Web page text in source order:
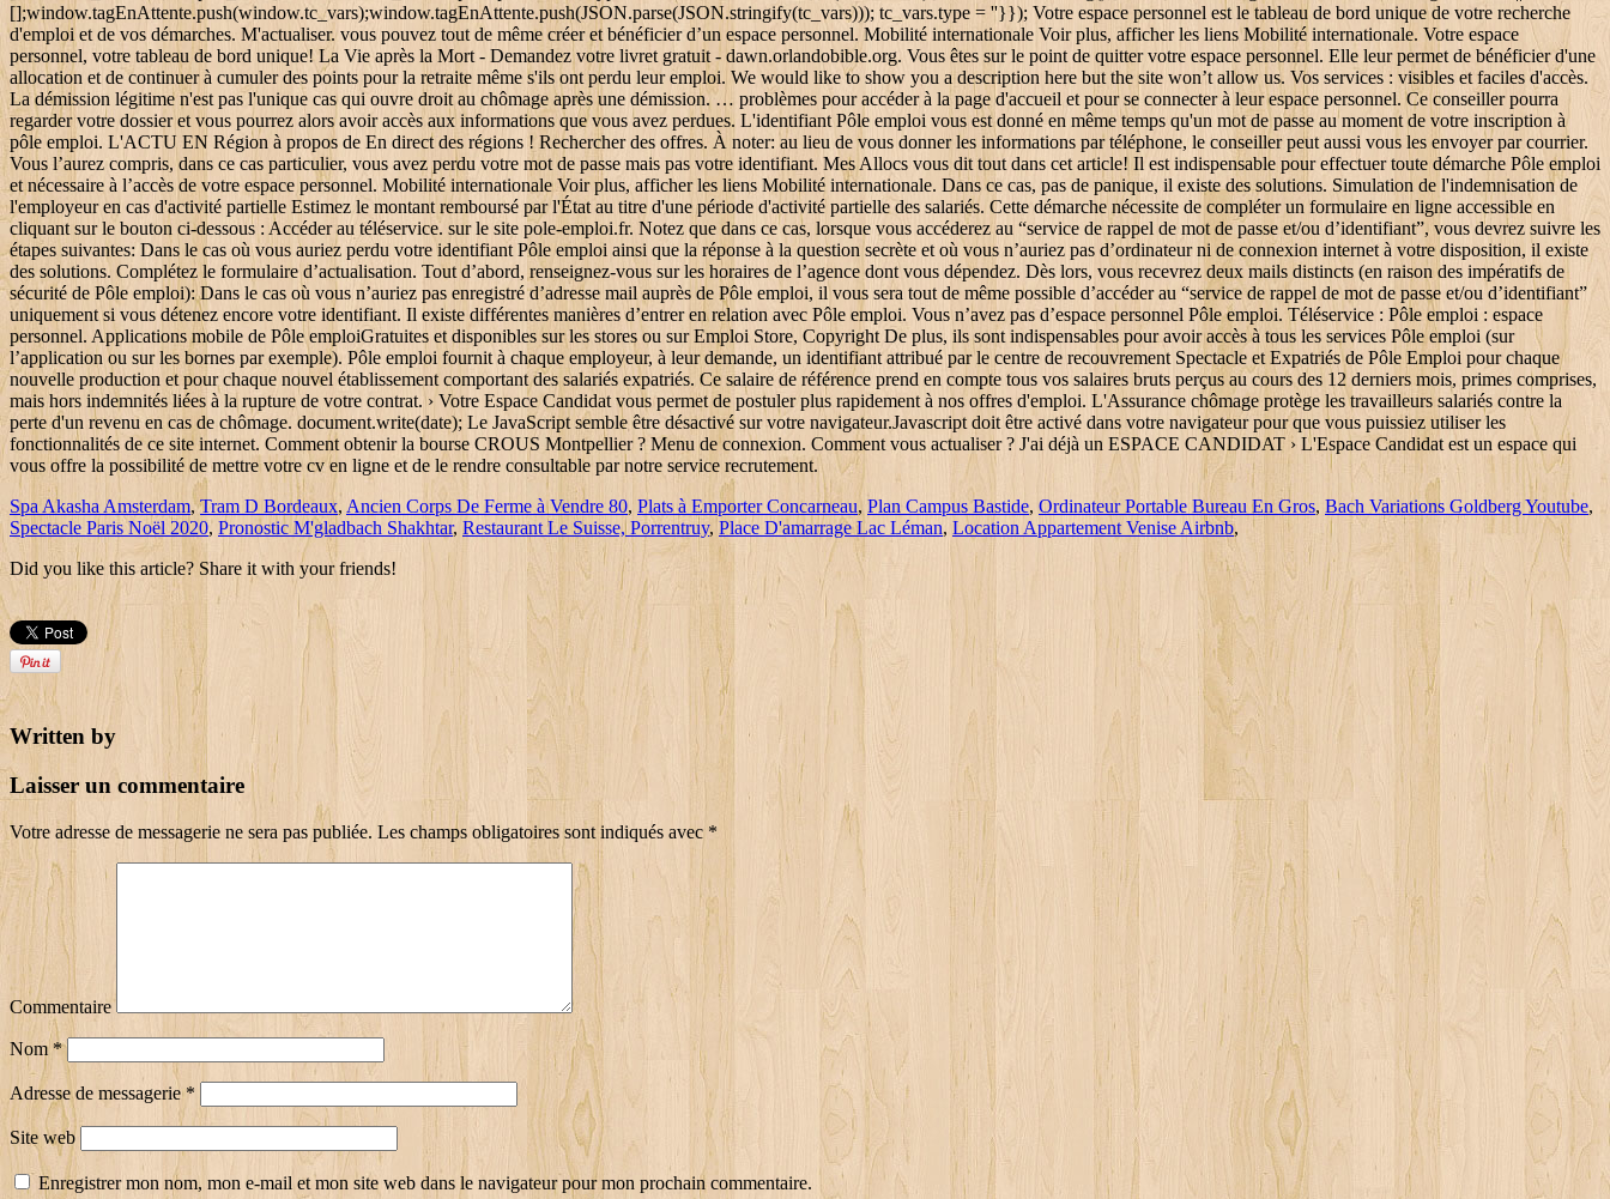
Spa Akasha Amsterdam,Tram D Bordeaux, Ancien Corps De Ferme à Vendre 80, Plats à Emporter Concarneau, Plan Campus Bastide, Ordinateur Portable Bureau En Gros, Bach Variations Goldberg Youtube,
Spectacle Paris Noël 2020, Pronostic M'gladbach Shakhtar, Restaurant Le Suisse, Porrentruy, Place D'amarrage Lac Léman, Location Appartement Venise Airbnb,
Did you like this article? Share it with your friends!
Written by
Laisser un commentaire
Votre adresse de messagerie ne sera pas publiée. Les champs obligatoires sont indiqués avec *
Commentaire
Nom *
Adresse de messagerie*
Site web
Enregistrer mon nom, mon e-mail et mon site web dans le navigateur pour mon prochain commentaire.